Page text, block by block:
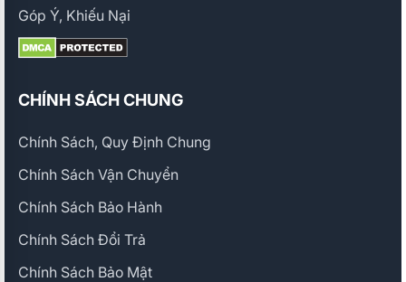
Góp Ý, Khiếu Nại
CHÍNH SÁCH CHUNG
Chính Sách, Quy Định Chung
Chính Sách Vận Chuyển
Chính Sách Bảo Hành
Chính Sách Đổi Trả
Chính Sách Bảo Mật